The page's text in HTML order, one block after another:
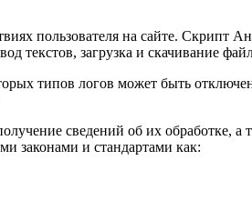
пользователя на сайте. Скрипт
текстов, загрузка и скачивание
типов логов может быть
сведений об их обработке,
законами и стандартами как: